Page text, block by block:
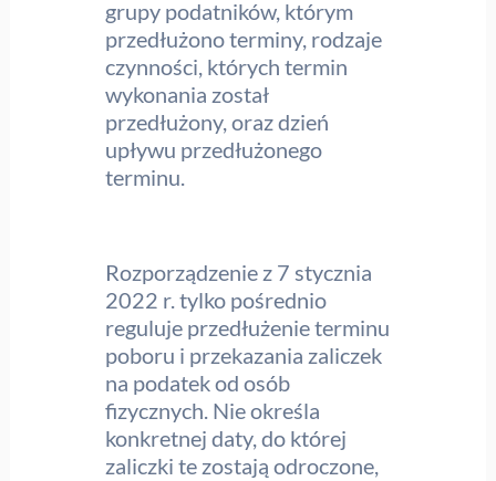
grupy podatników, którym
przedłużono terminy, rodzaje
czynności, których termin
wykonania został
przedłużony, oraz dzień
upływu przedłużonego
terminu.
Rozporządzenie z 7 stycznia
2022 r. tylko pośrednio
reguluje przedłużenie terminu
poboru i przekazania zaliczek
na podatek od osób
fizycznych. Nie określa
konkretnej daty, do której
zaliczki te zostają odroczone,